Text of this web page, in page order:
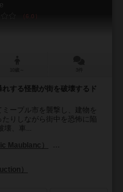
6.0
する怪獣が街を破壊するド
ープル市を襲撃し、建物を
りしながら街中を恐怖に陥
壊、車...
Maublanc）
）